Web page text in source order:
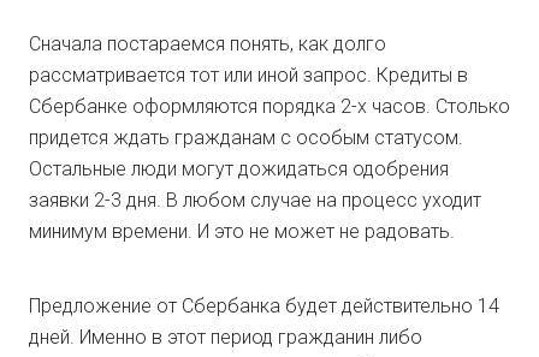
Сначала постараемся понять, как долго
рассматривается тот или иной запрос. Кредиты в
Сбербанке оформляются порядка 2-х часов. Столько
придется ждать гражданам с особым статусом.
Остальные люди могут дожидаться одобрения
заявки 2-3 дня. В любом случае на процесс уходит
минимум времени. И это не может не радовать.
Предложение от Сбербанка будет действительно 14
дней. Именно в этот период гражданин либо